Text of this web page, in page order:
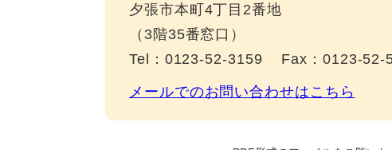
夕張市本町4丁目2番地
（3階35番窓口）
Tel：0123-52-3159
Fax：0123-52-
メールでのお問い合わせはこちら